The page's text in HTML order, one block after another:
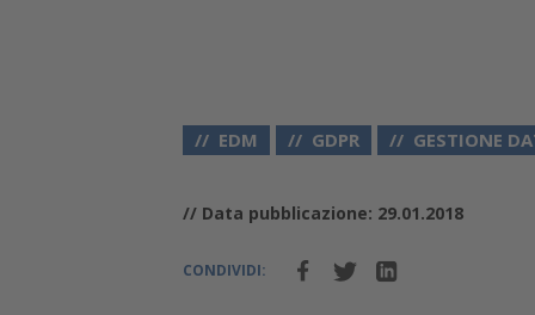
EDM GDPR GESTIONE
// Data pubblicazione: 29.01.2018
CONDIVIDI: